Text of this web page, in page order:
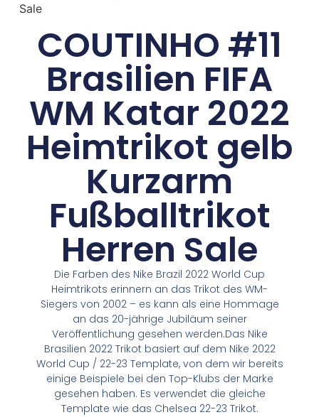
Sale
COUTINHO #11
Brasilien FIFA
WM Katar 2022
Heimtrikot gelb
Kurzarm
Fußballtrikot
Herren Sale
Die Farben des Nike Brazil 2022 World Cup
Heimtrikots erinnern an das Trikot des WM-
Siegers von 2002 – es kann als eine Hommage
an das 20-jährige Jubiläum seiner
Veröffentlichung gesehen werden.Das Nike
Brasilien 2022 Trikot basiert auf dem Nike 2022
World Cup / 22-23 Template, von dem wir bereits
einige Beispiele bei den Top-Klubs der Marke
gesehen haben. Es verwendet die gleiche
Template wie das Chelsea 22-23 Trikot.